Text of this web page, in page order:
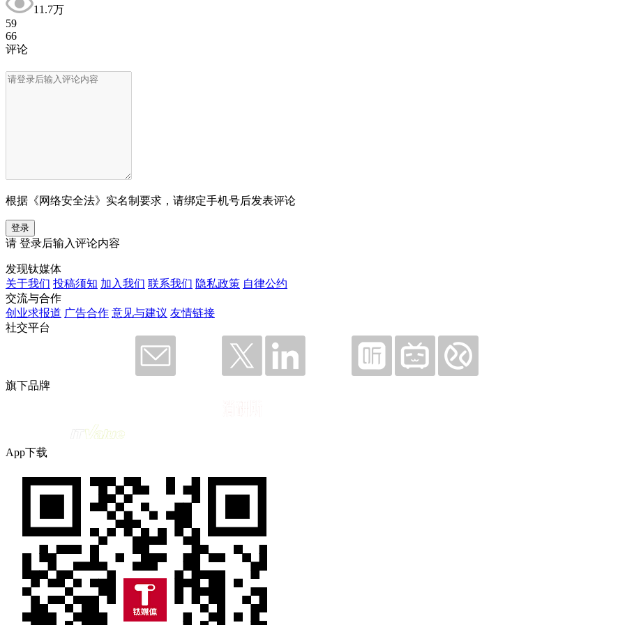
11.7万
59
66
评论
根据《网络安全法》实名制要求，请绑定手机号后发表评论
登录
请 登录后输入评论内容
发现钛媒体
关于我们 投稿须知 加入我们 联系我们 隐私政策 自律公约
交流与合作
创业求报道 广告合作 意见与建议 友情链接
社交平台
旗下品牌
App下载